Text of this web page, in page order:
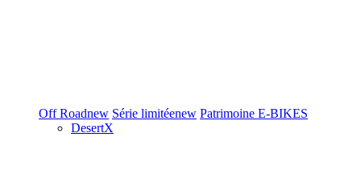
Off Roadnew Série limitéenew Patrimoine E-BIKES
DesertX